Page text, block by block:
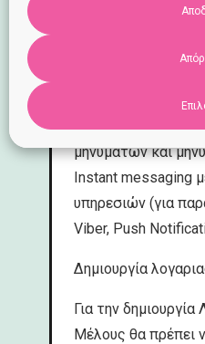
συγκατάθεση σας,
ενημερώσεις και
αποστέλλουμε
μηνυμάτων και
Instant messaging
υπηρεσιών (για
Viber, Push
Δημιουργία
Για την δημιουργία
Μέλους θα πρέπει